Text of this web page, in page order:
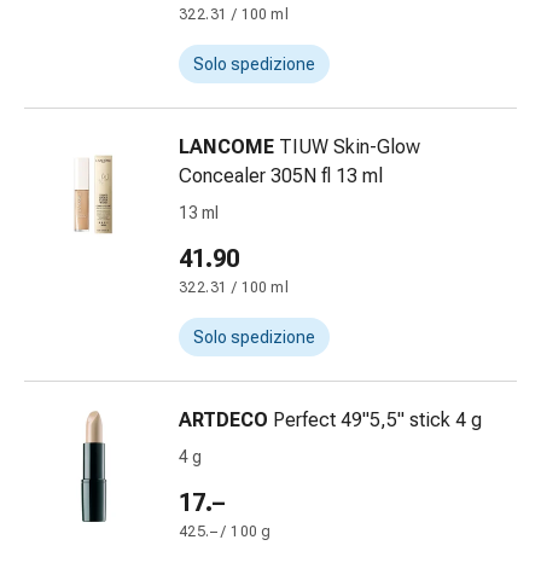
fissaggio
Garza
Bendaggi
compressivi
Medicazioni
Bende,
accessori
Medicazioni
medicazione
Ustioni
322.31 / 100 ml
Solo spedizione
LANCOME TIUW Skin-Glow
Concealer 305N fl 13 ml
13 ml
41.90
322.31 / 100 ml
Solo spedizione
ARTDECO Perfect 49"5,5" stick 4 g
4 g
17.–
425.– / 100 g